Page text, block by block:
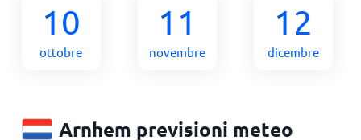
10
ottobre
11
novembre
12
dicembre
Arnhem previsioni meteo